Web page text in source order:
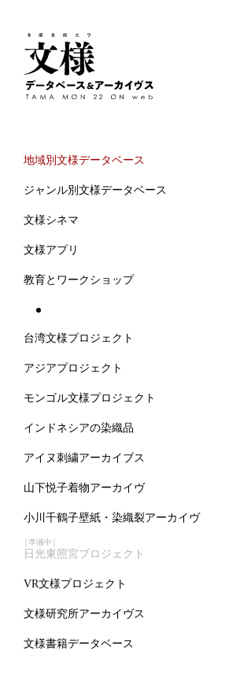
地域別文様データベース
ジャンル別文様データベース
文様シネマ
文様アプリ
教育とワークショップ
台湾文様プロジェクト
アジアプロジェクト
モンゴル文様プロジェクト
インドネシアの染織品
アイヌ刺繍アーカイブス
山下悦子着物アーカイヴ
小川千鶴子壁紙・染織裂アーカイヴ
［準備中］
日光東照宮プロジェクト
VR文様プロジェクト
文様研究所アーカイヴス
文様書籍データベース